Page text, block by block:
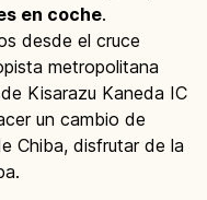
en coche.
desde el cruce
metropolitana
Kisarazu Kaneda IC
un cambio de
Chiba, disfrutar de la